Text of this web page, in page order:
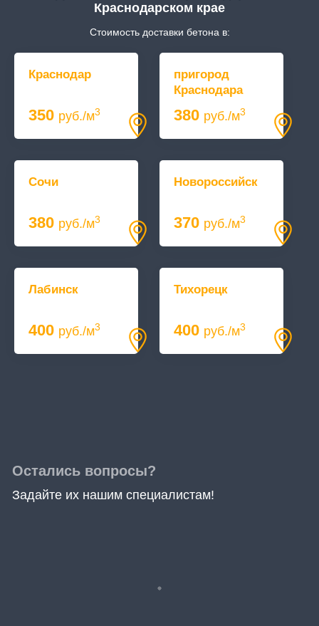
Краснодарском крае
Стоимость доставки бетона в:
Краснодар
350 руб./м3
пригород
Краснодара
380 руб./м3
Сочи
380 руб./м3
Новороссийск
370 руб./м3
Лабинск
400 руб./м3
Тихорецк
400 руб./м3
Остались вопросы?
Задайте их нашим специалистам!